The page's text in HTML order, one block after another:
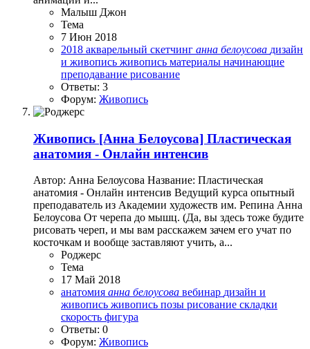
Малыш Джон
Тема
7 Июн 2018
2018 акварельный скетчинг анна белоусова дизайн
и живопись живопись материалы начинающие
преподавание рисование
Ответы: 3
Форум: Живопись
Живопись [Анна Белоусова] Пластическая
анатомия - Онлайн интенсив
Автор: Анна Белоусова Название: Пластическая
анатомия - Онлайн интенсив Ведущий курса опытный
преподаватель из Академии художеств им. Репина Анна
Белоусова От черепа до мышц. (Да, вы здесь тоже будите
рисовать череп, и мы вам расскажем зачем его учат по
косточкам и вообще заставляют учить, а...
Роджерc
Тема
17 Май 2018
анатомия анна белоусова вебинар дизайн и
живопись живопись позы рисование складки
скорость фигура
Ответы: 0
Форум: Живопись